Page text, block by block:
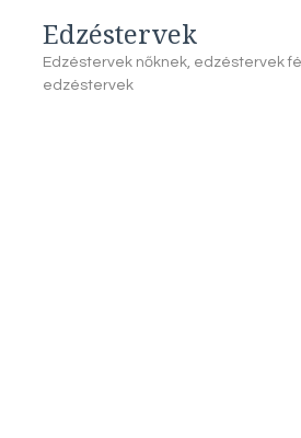
Edzéstervek
Edzéstervek nőknek, edzéstervek
edzéstervek